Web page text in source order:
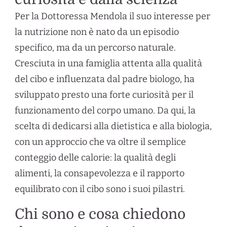
Per la Dottoressa Mendola il suo interesse per
la nutrizione non è nato da un episodio
specifico, ma da un percorso naturale.
Cresciuta in una famiglia attenta alla qualità
del cibo e influenzata dal padre biologo, ha
sviluppato presto una forte curiosità per il
funzionamento del corpo umano. Da qui, la
scelta di dedicarsi alla dietistica e alla biologia,
con un approccio che va oltre il semplice
conteggio delle calorie: la qualità degli
alimenti, la consapevolezza e il rapporto
equilibrato con il cibo sono i suoi pilastri.
Chi sono e cosa chiedono